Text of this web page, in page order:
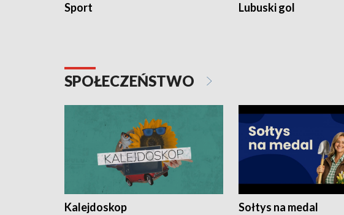
Sport Lubuski gol
SPOŁECZEŃSTWO
Kalejdoskop Sołtys na medal